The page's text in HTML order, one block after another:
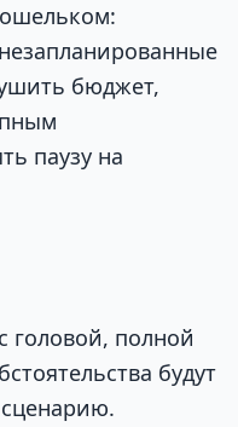
бюджет,
паузу на
головой, полной
будут